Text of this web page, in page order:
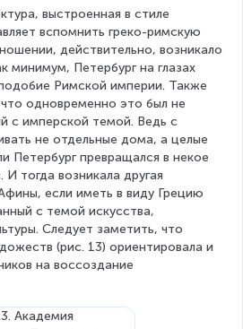
выстроенная в стиле
вспомнить греко-римскую
действительно, возникало
минимум, Петербург на глазах
Римской империи. Также
одновременно это был не
с имперской темой. Ведь с
не отдельные дома, а целые
Петербург превращался в некое
И тогда возникала другая
если иметь в виду Грецию
с темой искусства,
Следует заметить, что
(рис. 13) ориентировала и
на воссоздание